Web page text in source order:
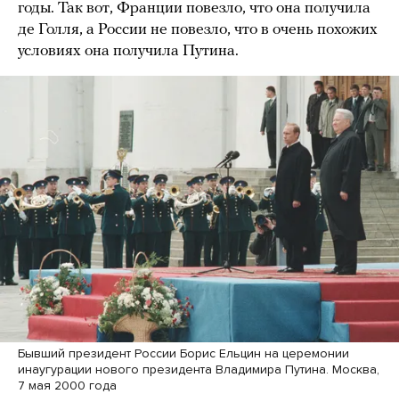
годы. Так вот, Франции повезло, что она получила
де Голля, а России не повезло, что в очень похожих
условиях она получила Путина.
Бывший президент России Борис Ельцин на церемонии
инаугурации нового президента Владимира Путина. Москва,
7 мая 2000 года